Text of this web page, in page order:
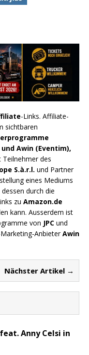
-Links. Affiliate-
sichtbaren
und Awin (Eventim),
Teilnehmer des
S.à.r.l. und Partner
eines Mediums
durch die
zu Amazon.de
kann. Ausserdem ist
von JPC und
AnbieterAwin
Nächster Artikel →
Anny Celsi in